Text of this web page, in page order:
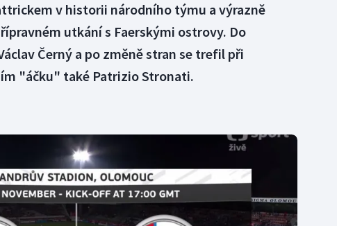
v historii národního týmu a výrazně
utkání s Faerskými ostrovy. Do
Černý a po změně stran se trefil při
"áčku" také Patrizio Stronati.